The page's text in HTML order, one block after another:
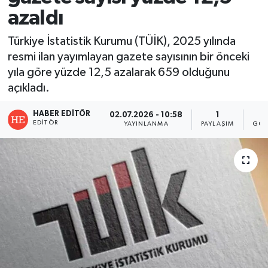
azaldı
Türkiye İstatistik Kurumu (TÜİK), 2025 yılında
resmi ilan yayımlayan gazete sayısının bir önceki
yıla göre yüzde 12,5 azalarak 659 olduğunu
açıkladı.
HABER EDITÖR
EDITÖR
02.07.2026 - 10:58
YAYINLANMA PAYLAŞIM